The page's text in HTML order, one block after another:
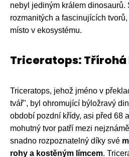
nebyl jediným králem dinosaurů.
rozmanitých a fascinujících
místo v ekosystému.
Triceratops: Třírohá
Triceratops, jehož jméno v
tvář", byl ohromující býložravý
období pozdní křídy, asi před 68
mohutný tvor patří mezi
snadno rozpoznatelný díky své
rohy a kostěným límcem.